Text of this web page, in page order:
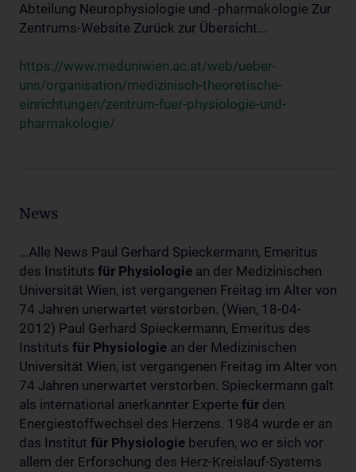
Abteilung Neurophysiologie und -pharmakologie Zur
Zentrums-Website Zurück zur Übersicht...
https://www.meduniwien.ac.at/web/ueber-
uns/organisation/medizinisch-theoretische-
einrichtungen/zentrum-fuer-physiologie-und-
pharmakologie/
News
...Alle News Paul Gerhard Spieckermann, Emeritus
des Instituts für Physiologie an der Medizinischen
Universität Wien, ist vergangenen Freitag im Alter von
74 Jahren unerwartet verstorben. (Wien, 18-04-
2012) Paul Gerhard Spieckermann, Emeritus des
Instituts für Physiologie an der Medizinischen
Universität Wien, ist vergangenen Freitag im Alter von
74 Jahren unerwartet verstorben. Spieckermann galt
als international anerkannter Experte für den
Energiestoffwechsel des Herzens. 1984 wurde er an
das Institut für Physiologie berufen, wo er sich vor
allem der Erforschung des Herz-Kreislauf-Systems